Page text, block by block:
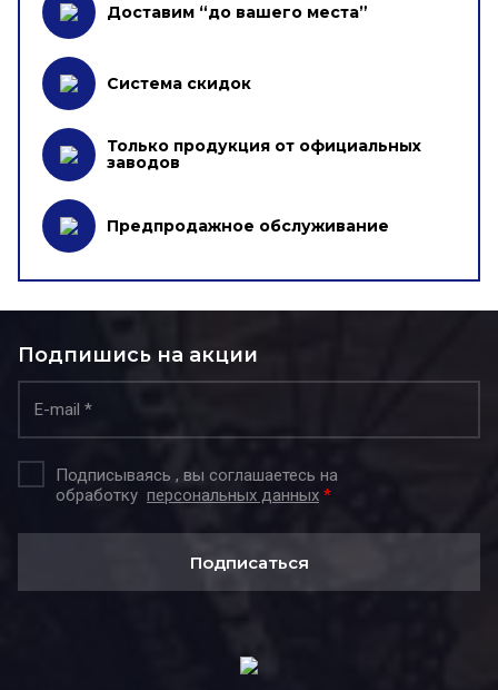
Доставим “до вашего места”
Система скидок
Только продукция от официальных
заводов
Предпродажное обслуживание
Подпишись на акции
Подписываясь , вы соглашаетесь на
обработку персональных данных *
Подписаться